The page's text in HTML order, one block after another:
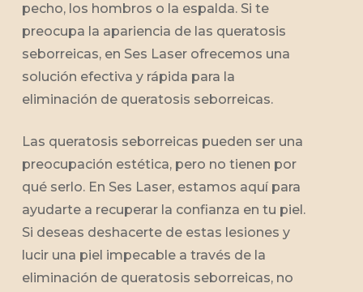
pecho, los hombros o la espalda. Si te
preocupa la apariencia de las queratosis
seborreicas, en Ses Laser ofrecemos una
solución efectiva y rápida para la
eliminación de queratosis seborreicas.
Las queratosis seborreicas pueden ser una
preocupación estética, pero no tienen por
qué serlo. En Ses Laser, estamos aquí para
ayudarte a recuperar la confianza en tu piel.
Si deseas deshacerte de estas lesiones y
lucir una piel impecable a través de la
eliminación de queratosis seborreicas, no